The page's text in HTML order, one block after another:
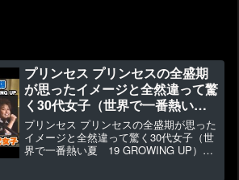
プリンセス プリンセスの全盛期
が思ったイメージと全然違って驚
く30代女子（世界で一番熱い
夏 19 GROWING UP）
【Room3の見れるラジオ】
プリンセス プリンセスの全盛期が思った
イメージと全然違って驚く30代女子（世
界で一番熱い夏 19 GROWING UP）